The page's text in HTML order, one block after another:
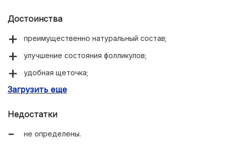
Достоинства
преимущественно натуральный состав;
улучшение состояния фолликулов;
удобная щеточка;
доступная цена.
Загрузить еще
Недостатки
не определены.